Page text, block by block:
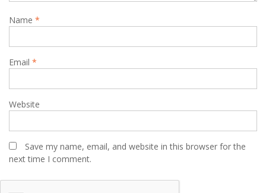
Name *
Email *
Website
Save my name, email, and website in this browser for the
next time I comment.